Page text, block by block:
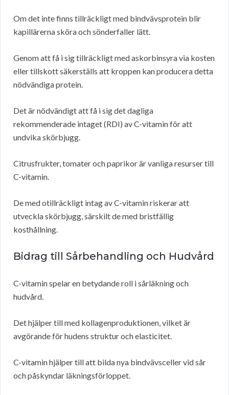
Om det inte finns tillräckligt med bindvävsprotein blir
kapillärerna sköra och sönderfaller lätt.
Genom att få i sig tillräckligt med askorbinsyra via kosten
eller tillskott säkerställs att kroppen kan producera detta
nödvändiga protein.
Det är nödvändigt att få i sig det dagliga
rekommenderade intaget (RDI) av C-vitamin för att
undvika skörbjugg.
Citrusfrukter, tomater och paprikor är vanliga resurser till
C-vitamin.
De med otillräckligt intag av C-vitamin riskerar att
utveckla skörbjugg, särskilt de med bristfällig
kosthållning.
Bidrag till Sårbehandling och Hudvård
C-vitamin spelar en betydande roll i sårläkning och
hudvård.
Det hjälper till med kollagenproduktionen, vilket är
avgörande för hudens struktur och elasticitet.
C-vitamin hjälper till att bilda nya bindvävsceller vid sår
och påskyndar läkningsförloppet.